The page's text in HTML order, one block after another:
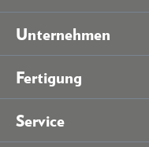
Unternehmen
Fertigung
Service